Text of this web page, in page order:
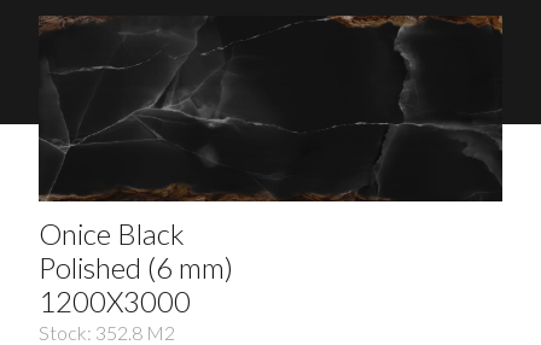
Onice Black
Polished (6 mm)
1200X3000
Stock: 352.8 M2